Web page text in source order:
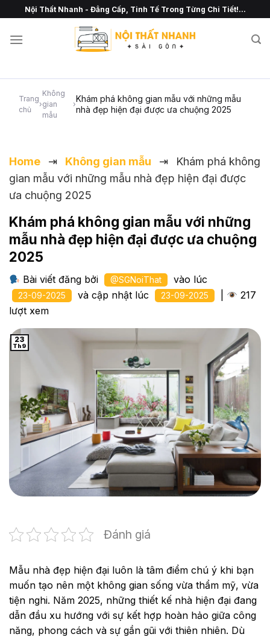
Chuyển
đến
nội
Nội Thất Nhanh - Đẳng Cấp, Tinh Tế Trong Từng Chi Tiết!...
Trang
chủ
›
Không
gian
mẫu
›
Khám phá không gian mẫu với những mẫu
nhà đẹp hiện đại được ưa chuộng 2025
Home ⇥ Không gian mẫu ⇥
Khám phá không
gian mẫu với những mẫu nhà đẹp hiện đại được
ưa chuộng 2025
Khám phá không gian mẫu với những
mẫu nhà đẹp hiện đại được ưa chuộng
2025
Bài viết đăng bởi @SGNoiThat vào lúc
23-09-2025 và cập nhật lúc 23-09-2025
217
lượt xem
23
Th9
Đánh giá
Mẫu nhà đẹp hiện đại luôn là tâm điểm chú ý khi bạn
muốn tạo nên một không gian sống vừa thẩm mỹ, vừa
tiện nghi. Năm 2025, những thiết kế nhà hiện đại đang
dẫn đầu xu hướng với sự kết hợp hoàn hảo giữa công
năng, phong cách và sự gần gũi với thiên nhiên. Dù